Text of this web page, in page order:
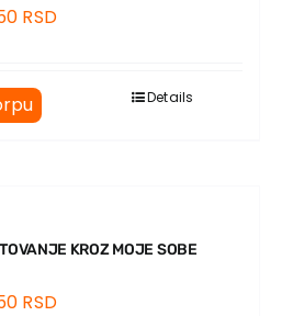
RSD
Details
KROZ MOJE SOBE
RSD